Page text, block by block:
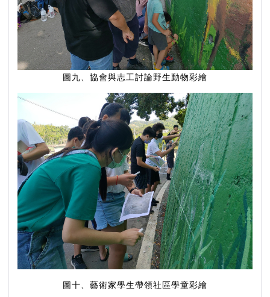
圖九、協會與志工討論野生動物彩繪
圖十、藝術家學生帶領社區學童彩繪